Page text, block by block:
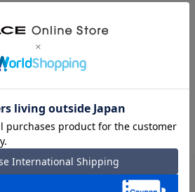
#リュック B4 #通学 リュック
#フロントポケット Champion
#Champion 通学 #Champion B4
た商品が表示されます。